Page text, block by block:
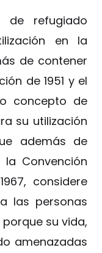
de refugiado
en la
de contener
de 1951 y el
concepto de
su utilización
además de
Convención
considere
las personas
su vida,
amenazadas